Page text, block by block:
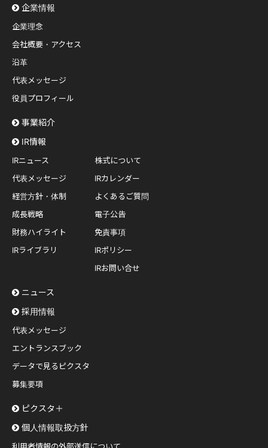
企業情報
企業理念
会社概要・アクセス
沿革
代表メッセージ
役員プロフィール
事業紹介
IR情報
IRニュース
代表メッセージ
経営方針・体制
成長戦略
財務ハイライト
IRライブラリ
株式について
IRカレンダー
よくあるご質問
電子公告
免責事項
IRポリシー
IRお問い合せ
ニュース
採用情報
代表メッセージ
エントランスブック
データで見るピクスタ
募集要項
ピクスタ＋
個人情報取扱方針